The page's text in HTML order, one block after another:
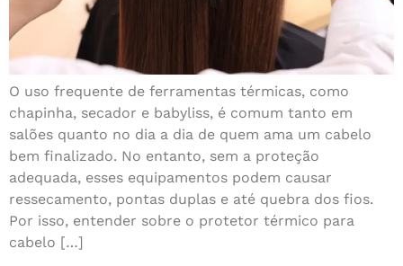
O uso frequente de ferramentas térmicas, como
chapinha, secador e babyliss, é comum tanto em
salões quanto no dia a dia de quem ama um cabelo
bem finalizado. No entanto, sem a proteção
adequada, esses equipamentos podem causar
ressecamento, pontas duplas e até quebra dos fios.
Por isso, entender sobre o protetor térmico para
cabelo […]